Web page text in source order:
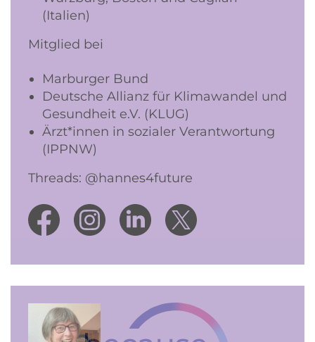
(Italien)
Mitglied bei
Marburger Bund
Deutsche Allianz für Klimawandel und
Gesundheit e.V. (KLUG)
Ärzt*innen in sozialer Verantwortung
(IPPNW)
Threads: @hannes4future